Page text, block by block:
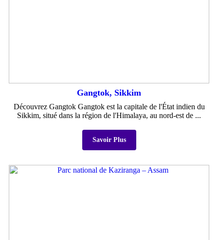
Gangtok, Sikkim
Découvrez Gangtok Gangtok est la capitale de l'État indien du
Sikkim, situé dans la région de l'Himalaya, au nord-est de ...
Savoir Plus